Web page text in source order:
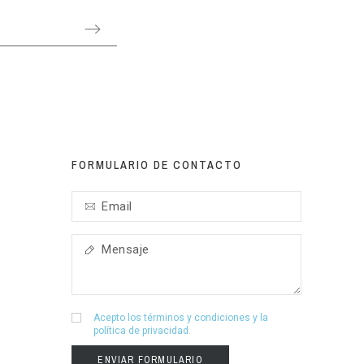
FORMULARIO DE CONTACTO
Acepto lostérminos y condiciones y la
política de privacidad .
ENVIAR FORMULARIO